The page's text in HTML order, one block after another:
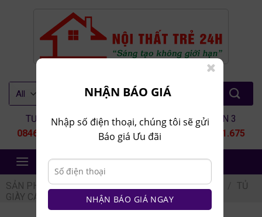
TƯ VẤN 1
0846.80.9999
TƯ VẤN 2
0935.435.286
TƯ VẤN 3
0964.651.675
NỘI THẤT TRẺ 24H
SẢN PHẨM / NỘI THẤT PHÒNG KHÁCH / TỦ GIÀY
TỦ
GIÀY CÁNH MÂY
NHẬN BÁO GIÁ
Nhập số điện thoại, chúng tôi sẽ gửi
Báo giá Ưu đãi
NHẬN BÁO GIÁ NGAY